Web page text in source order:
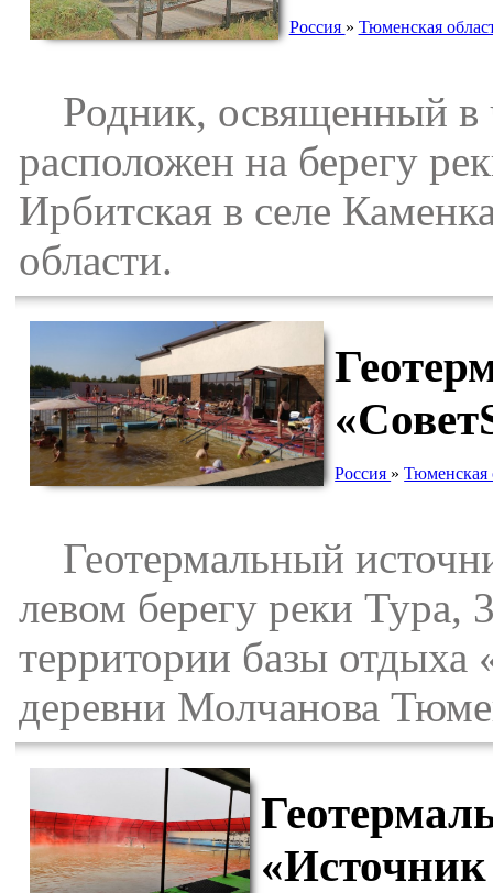
Россия » Тюменская
Родник, освященный в
расположен на берегу
Ирбитская в селе
области.
Россия »Тюменская
Геотермальный
левом берегу реки Тура,
территории базы отдыха
деревни Молчанова